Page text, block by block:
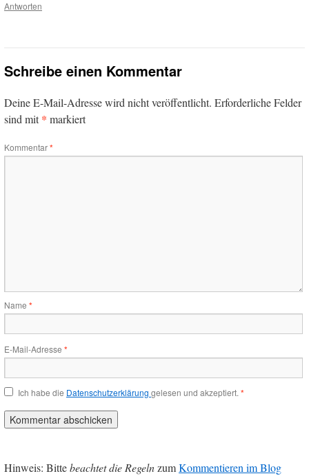
Antworten
Schreibe einen Kommentar
Deine E-Mail-Adresse wird nicht veröffentlicht. Erforderliche Felder
sind mit* markiert
Kommentar*
Name *
E-Mail-Adresse *
Ich habe die Datenschutzerklärung gelesen und akzeptiert. *
Hinweis: Bittebeachtet die RegelnzumKommentieren im Blog